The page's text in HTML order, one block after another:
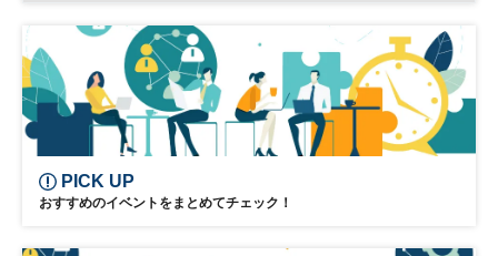
金融経済教育 学生 土日祝開催
PICK UP
おすすめのイベントをまとめてチェック！